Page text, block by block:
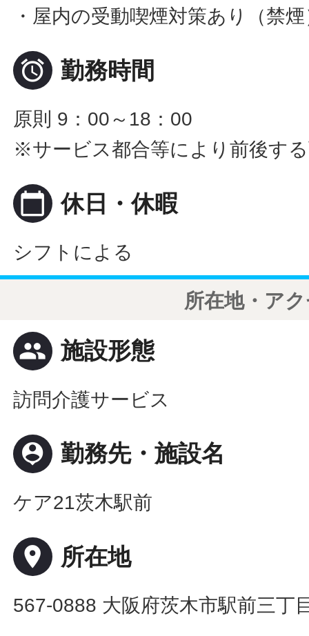
・屋内の受動喫煙対策あり（禁
 勤務時間
原則 9：00～18：00
※サービス都合等により前後す
calendar_today 休日・休暇
シフトによる
所在地・ア
people 施設形態
訪問介護サービス
person_pin 勤務先・施設名
ケア21茨木駅前
place 所在地
567-0888 大阪府茨木市駅前三丁